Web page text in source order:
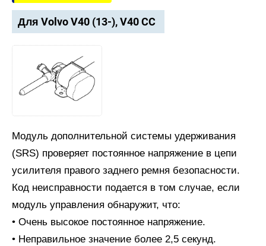
Для Volvo V40 (13-), V40 CC
Модуль дополнительной системы удерживания
(SRS) проверяет постоянное напряжение в цепи
усилителя правого заднего ремня безопасности.
Код неисправности подается в том случае, если
модуль управления обнаружит, что:
• Очень высокое постоянное напряжение.
• Неправильное значение более 2,5 секунд.